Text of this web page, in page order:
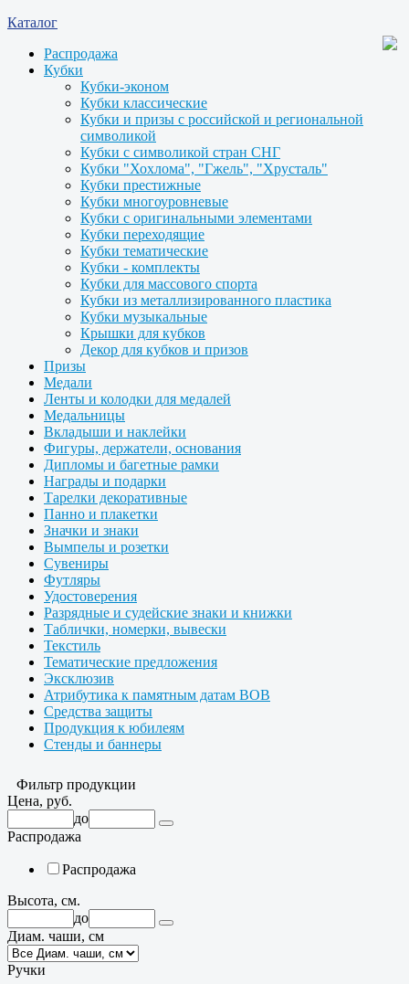
Каталог
Распродажа
Кубки
Кубки-эконом
Кубки классические
Кубки и призы с российской и региональной
символикой
Кубки с символикой стран СНГ
Кубки "Хохлома", "Гжель", "Хрусталь"
Кубки престижные
Кубки многоуровневые
Кубки с оригинальными элементами
Кубки переходящие
Кубки тематические
Кубки - комплекты
Кубки для массового спорта
Кубки из металлизированного пластика
Кубки музыкальные
Крышки для кубков
Декор для кубков и призов
Призы
Медали
Ленты и колодки для медалей
Медальницы
Вкладыши и наклейки
Фигуры, держатели, основания
Дипломы и багетные рамки
Награды и подарки
Тарелки декоративные
Панно и плакетки
Значки и знаки
Вымпелы и розетки
Сувениры
Футляры
Удостоверения
Разрядные и судейские знаки и книжки
Таблички, номерки, вывески
Текстиль
Тематические предложения
Эксклюзив
Атрибутика к памятным датам ВОВ
Средства защиты
Продукция к юбилеям
Стенды и баннеры
Фильтр продукции
Цена, руб.
до
Распродажа
Распродажа
Высота, см.
до
Диам. чаши, см
Ручки